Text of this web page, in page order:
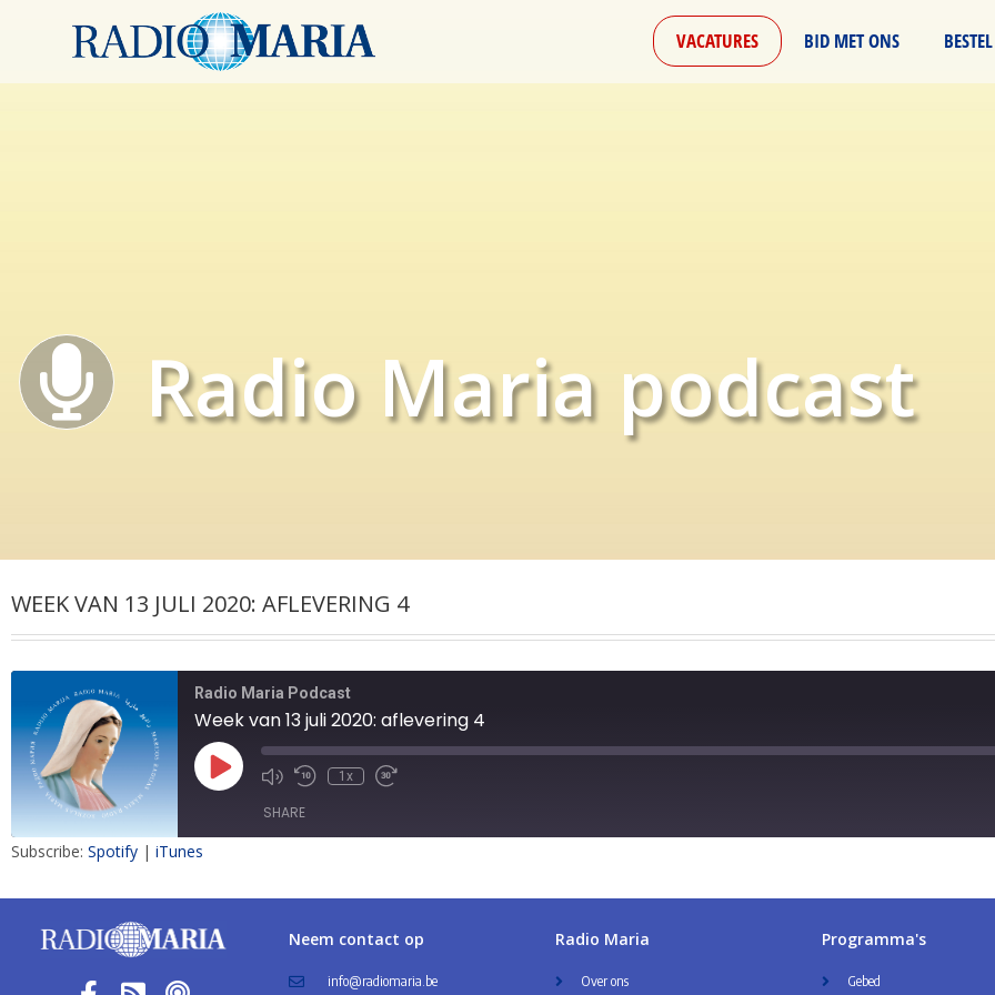
VACATURES BID MET ONS BESTEL
Radio Maria podcast
WEEK VAN 13 JULI 2020: AFLEVERING 4
Radio Maria Podcast
Week van 13 juli 2020: aflevering 4
1x
SHARE
LINK
Subscribe: Spotify | iTunes
Neem contact op
info@radiomaria.be
Radio Maria
Over ons
Programma's
Gebed